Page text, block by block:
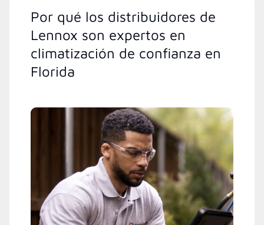
Por qué los distribuidores de
Lennox son expertos en
climatización de confianza en
Florida